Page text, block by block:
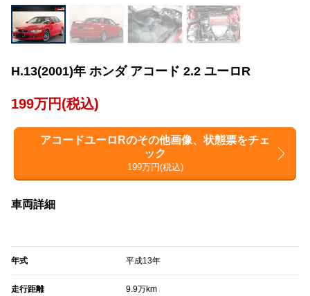
H.13(2001)年 ホンダ アコード 2.2 ユーロR
199万円(税込)
アコードユーロRのその他画像、状態票をチェ
ック
199万円(税込)
車両詳細
年式 平成13年
走行距離 9.9万km